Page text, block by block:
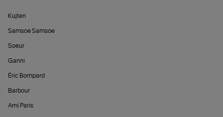
Kujten
Samsoe Samsoe
Soeur
Ganni
Éric Bompard
Barbour
Ami Paris